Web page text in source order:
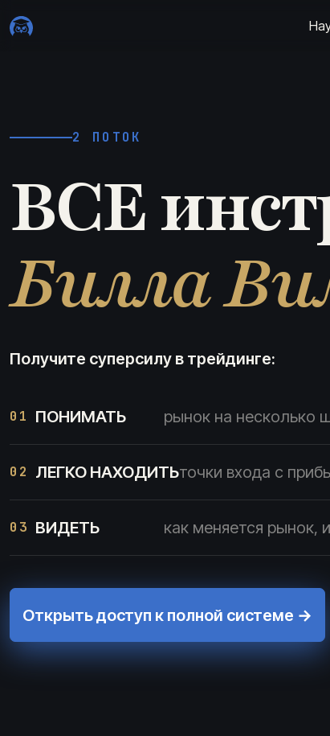
2 ПОТОК
ВСЕ
Билла
Получите суперсилу в трейдинге:
01 ПОНИМАТЬ рынок на несколько
02 ЛЕГКО НАХОДИТЬточки входа с
03 ВИДЕТЬ как меняется рынок,
Открыть доступ к полной системе →